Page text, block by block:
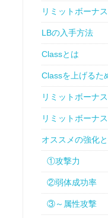
リミットボーナ
LBの入手方法
Classとは
Classを上げるた
リミットボーナ
リミットボーナ
オススメの強化
①攻撃力
②弱体成功率
③～属性攻撃